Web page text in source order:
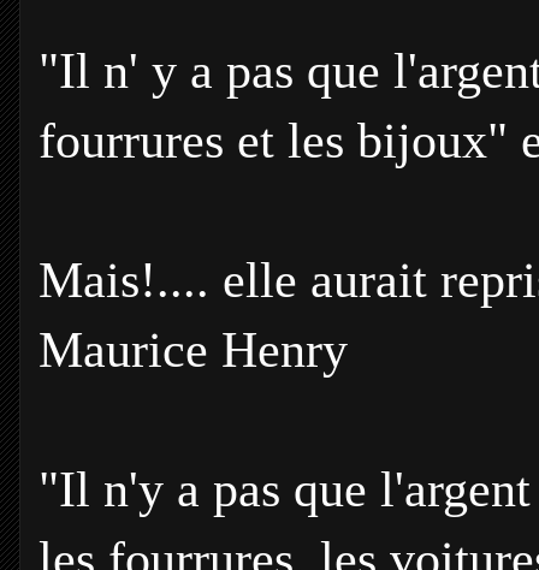
"Il n' y a pas que
fourrures et les bijoux"
Mais!.... elle aurait
Maurice Henry
"Il n'y a pas que